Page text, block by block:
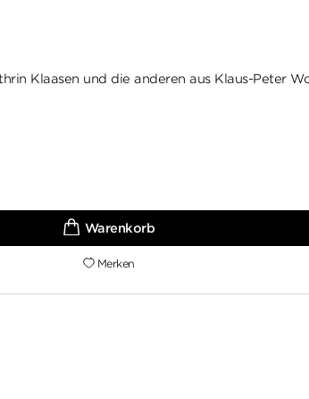
Klaasen und die anderen aus Klaus-Peter
Merken